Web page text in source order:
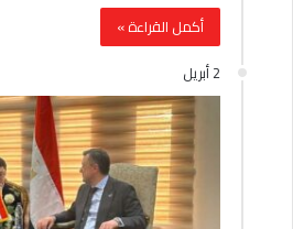
أكمل القراءة »
2 أبريل